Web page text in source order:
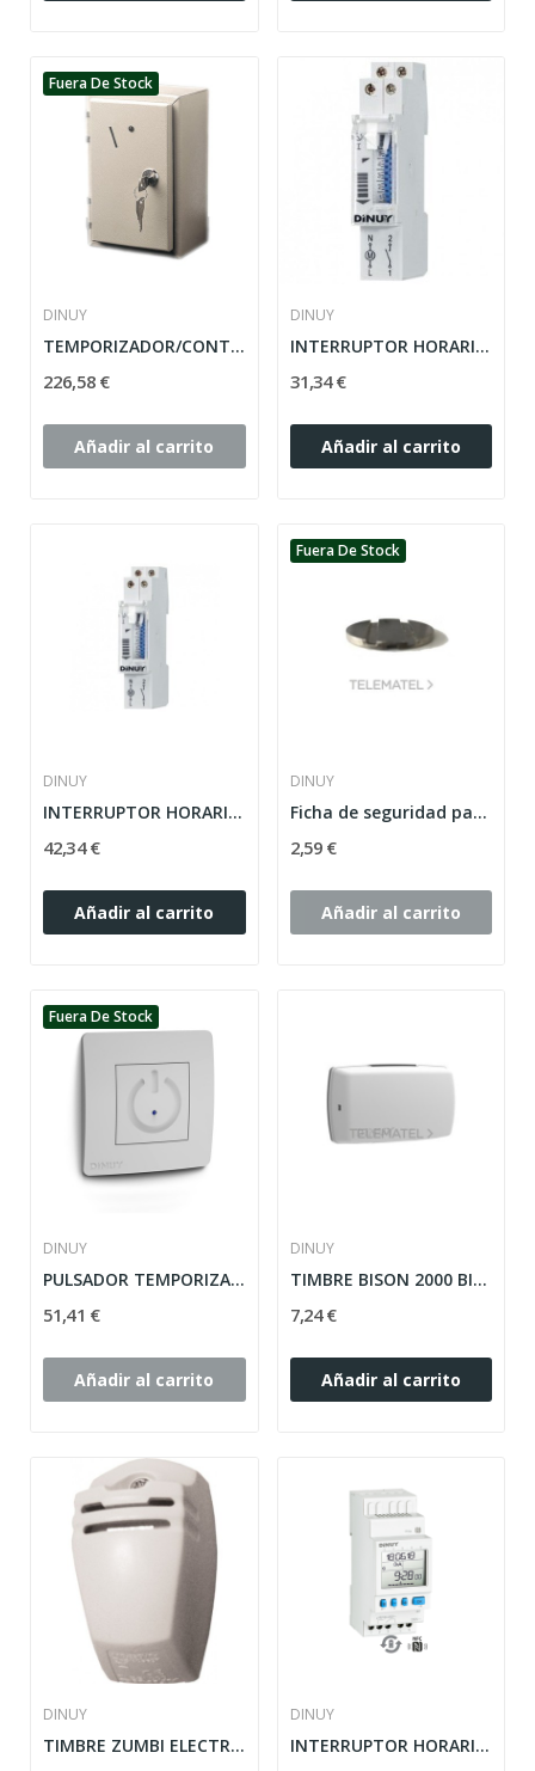
Fuera De Stock
DINUY
TEMPORIZADOR/CONTADOR DE MONEDAS BÁSICO FICHAS...
226,58 €
Añadir al carrito
DINUY
INTERRUPTOR HORARIO DINUY MODELO UNI T SIN RESERVA
31,34 €
Añadir al carrito
DINUY
INTERRUPTOR HORARIO DINUY MODELO UNI QT RESERVA...
42,34 €
Añadir al carrito
Fuera De Stock
DINUY
Ficha de seguridad para modelos CT MON 007 y CT...
2,59 €
Añadir al carrito
Fuera De Stock
DINUY
PULSADOR TEMPORIZADO TÁCTIL A 3 HILOS CON GARRAS
51,41 €
Añadir al carrito
DINUY
TIMBRE BISON 2000 BIT 110-230V
7,24 €
Añadir al carrito
DINUY
TIMBRE ZUMBI ELECTRICO BITENS.110-230V
DINUY
INTERRUPTOR HORARIO DIGITAL DIARIO-SEMANAL...